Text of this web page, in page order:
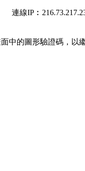
連線
中的圖形驗證碼，以